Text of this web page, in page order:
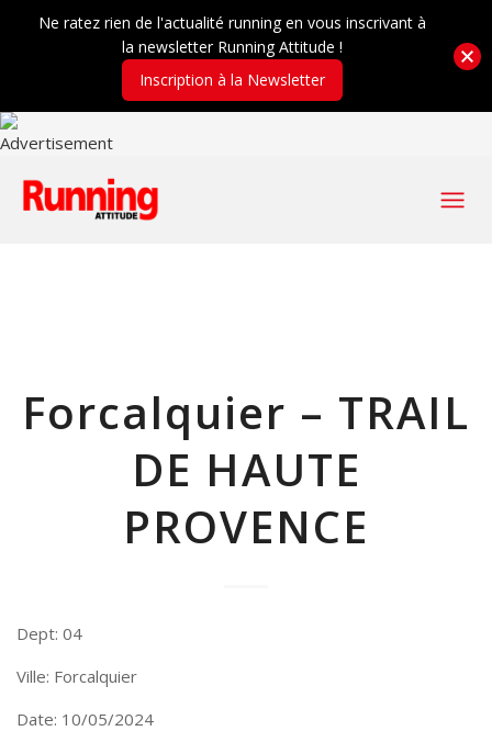
Forcalquier – TRAIL
DE HAUTE
PROVENCE
Dept: 04
Ville: Forcalquier
Date: 10/05/2024
Ne ratez rien de l'actualité running en vous inscrivant à
la newsletter Running Attitude !
Inscription à la Newsletter